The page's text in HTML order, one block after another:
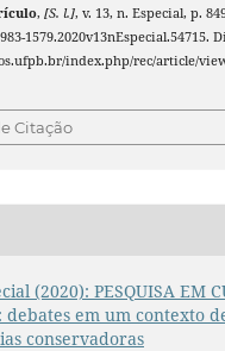
, [S. l.], v. 13, n. Especial, p.
1579.2020v13nEspecial.54715.
index.php/rec/article/
Citação
(2020): PESQUISA EM
debates em um contexto
conservadoras